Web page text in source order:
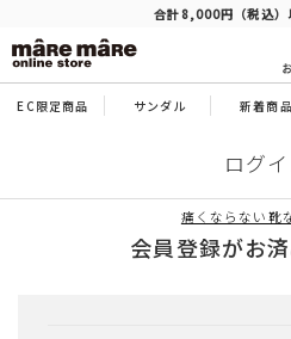
合計8,000円（税込）
EC限定商品 サンダル 新着商品
ログ
痛くならない靴
会員登録がお
商品を探